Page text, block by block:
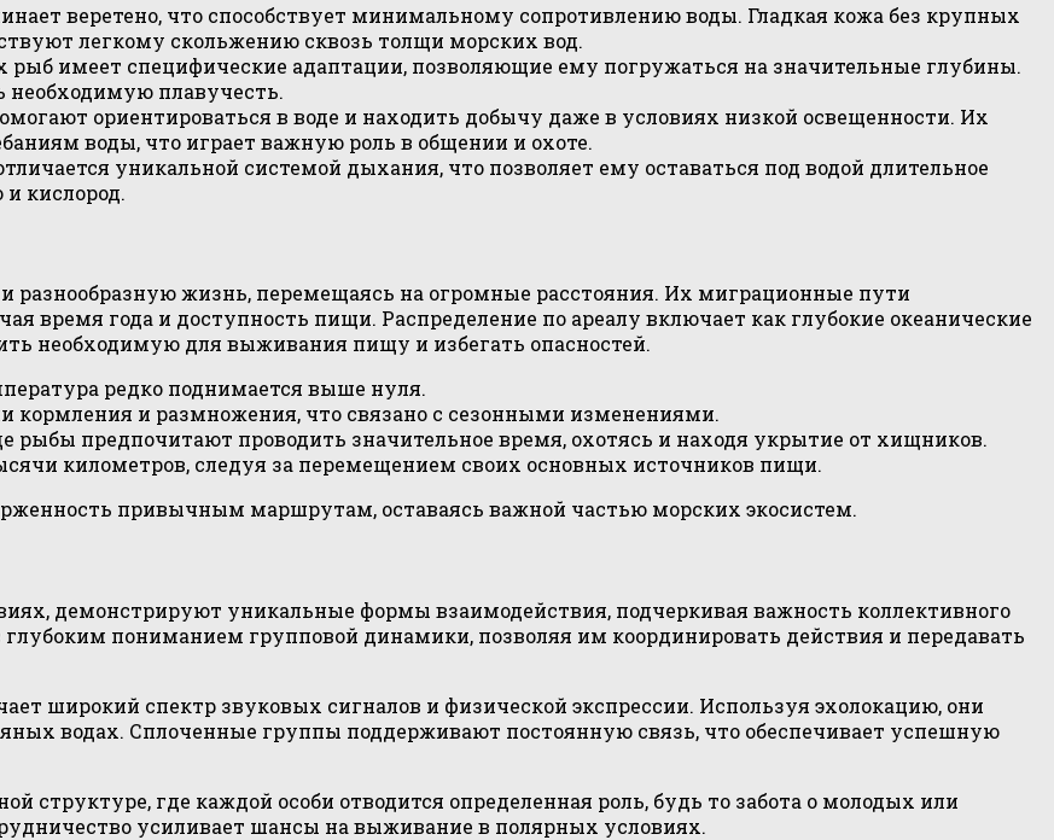
веретено, что способствует минимальному сопротивлению воды. Гладкая кожа без крупных
легкому скольжению сквозь толщи морских вод.
рыб имеет специфические адаптации, позволяющие ему погружаться на значительные глубины.
необходимую плавучесть.
ориентироваться в воде и находить добычу даже в условиях низкой освещенности. Их
воды, что играет важную роль в общении и охоте.
уникальной системой дыхания, что позволяет ему оставаться под водой длительное
кислород.
жизнь, перемещаясь на огромные расстояния. Их миграционные пути
время года и доступность пищи. Распределение по ареалу включает как глубокие океанические
необходимую для выживания пищу и избегать опасностей.
редко поднимается выше нуля.
и размножения, что связано с сезонными изменениями.
предпочитают проводить значительное время, охотясь и находя укрытие от хищников.
километров, следуя за перемещением своих основных источников пищи.
привычным маршрутам, оставаясь важной частью морских экосистем.
демонстрируют уникальные формы взаимодействия, подчеркивая важность коллективного
глубоким пониманием групповой динамики, позволяя им координировать действия и передавать
широкий спектр звуковых сигналов и физической экспрессии. Используя эхолокацию, они
водах. Сплоченные группы поддерживают постоянную связь, что обеспечивает успешную
структуре, где каждой особи отводится определенная роль, будь то забота о молодых или
усиливает шансы на выживание в полярных условиях.